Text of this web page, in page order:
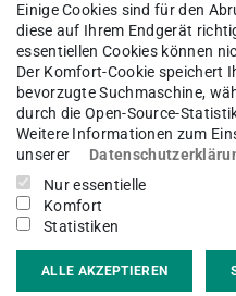
...
16-76340
Einige Cookies sind für den
diese auf Ihrem Endgerät
essentiellen Cookies können
Der Komfort-Cookie speichert
bevorzugte Suchmaschine,
durch die Open-Source-
Weitere Informationen zum
unserer
Nur essentielle
Komfort
Statistiken
ALLE AKZEPTIEREN